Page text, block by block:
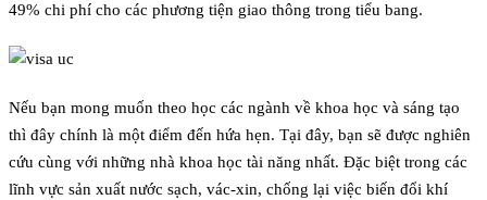
49% chi phí cho các phương tiện giao thông trong tiểu bang.
Nếu bạn mong muốn theo học các ngành về khoa học và sáng tạo
thì đây chính là một điểm đến hứa hẹn. Tại đây, bạn sẽ được nghiên
cứu cùng với những nhà khoa học tài năng nhất. Đặc biệt trong các
lĩnh vực sản xuất nước sạch, vác-xin, chống lại việc biến đổi khí